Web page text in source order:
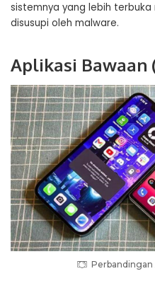
sistemnya yang lebih
disusupi oleh malware.
Aplikasi Bawaan